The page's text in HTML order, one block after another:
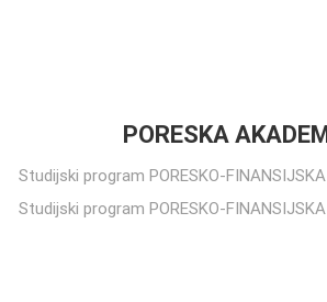
PORESKA
Studijski program PORESKO-
Studijski program PORESKO-